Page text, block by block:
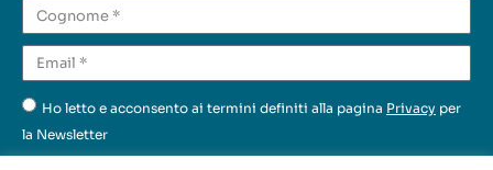
Ho letto e acconsento ai termini definiti alla pagina Privacy per
la Newsletter